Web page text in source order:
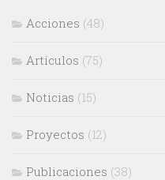
Acciones (48)
Artículos (75)
Noticias (15)
Proyectos (12)
Publicaciones (38)